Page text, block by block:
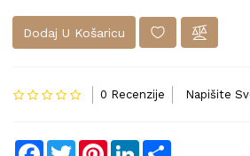
Dodaj U Košaricu
0 Recenzije Napišite
Facebook
TwitterPinterestLinkedIn